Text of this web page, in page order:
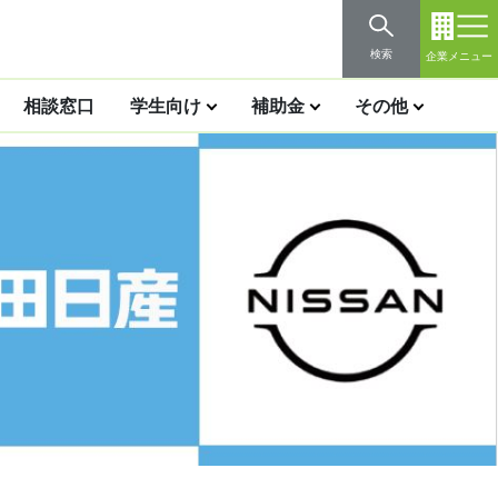
検索 企業メニュー
相談窓口 学生向け 補助金 その他